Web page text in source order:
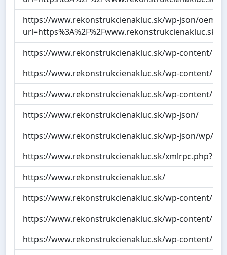
https://www.rekonstrukcienakluc.sk/wp-json/
https://www.rekonstrukcienakluc.sk/wp-content/
https://www.rekonstrukcienakluc.sk/wp-content/
https://www.rekonstrukcienakluc.sk/wp-content/
https://www.rekonstrukcienakluc.sk/wp-json/
https://www.rekonstrukcienakluc.sk/wp-json/wp/v2/
https://www.rekonstrukcienakluc.sk/xmlrpc.php?rsd
https://www.rekonstrukcienakluc.sk/
https://www.rekonstrukcienakluc.sk/wp-content/
https://www.rekonstrukcienakluc.sk/wp-content/
https://www.rekonstrukcienakluc.sk/wp-content/